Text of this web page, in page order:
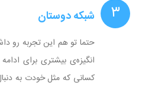
۳ شبکه دوستان
حتما تو هم این تجربه رو
انگیزه‌ی بیشتری برای
کسانی که مثل خودت به